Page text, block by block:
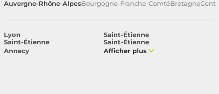
Auvergne-Rhône-AlpesBourgogne-Franche-ComtéBretagne
Lyon
Saint-Étienne
Saint-Étienne
Saint-Étienne
Annecy
Afficher plus